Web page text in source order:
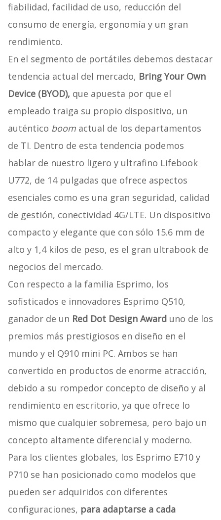
fiabilidad, facilidad de uso, reducción del
consumo de energía, ergonomía y un gran
rendimiento.
En el segmento de portátiles debemos destacar
tendencia actual del mercado, Bring Your Own
Device (BYOD), que apuesta por que el
empleado traiga su propio dispositivo, un
auténtico boomactual de los departamentos
de TI. Dentro de esta tendencia podemos
hablar de nuestro ligero y ultrafino Lifebook
U772, de 14 pulgadas que ofrece aspectos
esenciales como es una gran seguridad, calidad
de gestión, conectividad 4G/LTE. Un dispositivo
compacto y elegante que con sólo 15.6 mm de
alto y 1,4 kilos de peso, es el gran ultrabook de
negocios del mercado.
Con respecto a la familia Esprimo, los
sofisticados e innovadores Esprimo Q510,
ganador de un Red Dot Design Awarduno de los
premios más prestigiosos en diseño en el
mundo y el Q910 mini PC. Ambos se han
convertido en productos de enorme atracción,
debido a su rompedor concepto de diseño y al
rendimiento en escritorio, ya que ofrece lo
mismo que cualquier sobremesa, pero bajo un
concepto altamente diferencial y moderno.
Para los clientes globales, los Esprimo E710 y
P710 se han posicionado como modelos que
pueden ser adquiridos con diferentes
configuraciones, para adaptarse a cada